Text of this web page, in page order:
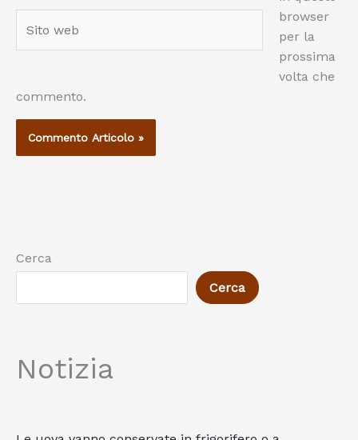
web
browser
per la
prossima
volta che
commento.
Cerca
Cerca
Notizia